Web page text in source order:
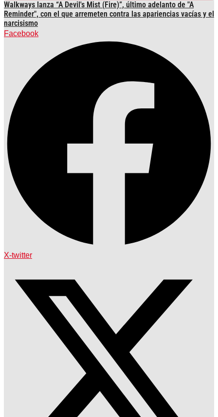
Walkways lanza “A Devil's Mist (Fire)”, último adelanto de "A
Reminder", con el que arremeten contra las apariencias vacías y el
narcisismo
Facebook
X-twitter